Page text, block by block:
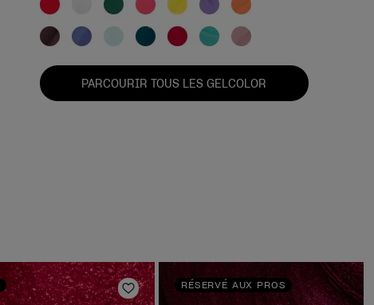
PARCOURIR TOUS LES GELCOLOR
Ajouter aux favoris
RÉSERVÉ AUX PROS